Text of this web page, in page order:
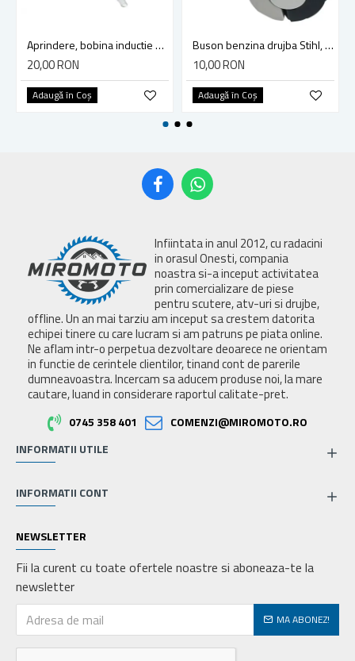
Aprindere, bobina inductie motocoasa chinezeasca TL43 TL 52, Ruris Dac 210, Dac 310
20,00 RON
Adaugă în Coş
Buson benzina drujba Stihl, model cu clapeta
10,00 RON
Adaugă în Coş
Infiintata in anul 2012, cu radacini
in orasul Onesti, compania
noastra si-a inceput activitatea
prin comercializare de piese
pentru scutere, atv-uri si drujbe,
offline. Un an mai tarziu am inceput sa crestem datorita
echipei tinere cu care lucram si am patruns pe piata online.
Ne aflam intr-o perpetua dezvoltare deoarece ne orientam
in functie de cerintele clientilor, tinand cont de parerile
dumneavoastra. Incercam sa aducem produse noi, la mare
cautare, luand in considerare raportul calitate-pret.
0745 358 401
COMENZI@MIROMOTO.RO
INFORMATII UTILE
INFORMATII CONT
NEWSLETTER
Fii la curent cu toate ofertele noastre si aboneaza-te la
newsletter
MA ABONEZ!